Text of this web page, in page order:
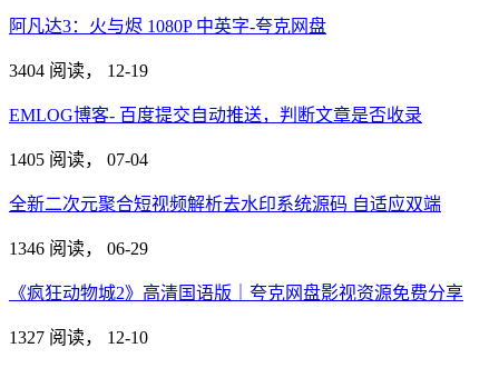
阿凡达3：火与烬 1080P 中英字-夸克网盘
3404 阅读， 12-19
EMLOG博客- 百度提交自动推送，判断文章是否收录
1405 阅读， 07-04
全新二次元聚合短视频解析去水印系统源码 自适应双端
1346 阅读， 06-29
《疯狂动物城2》高清国语版｜夸克网盘影视资源免费分享
1327 阅读， 12-10